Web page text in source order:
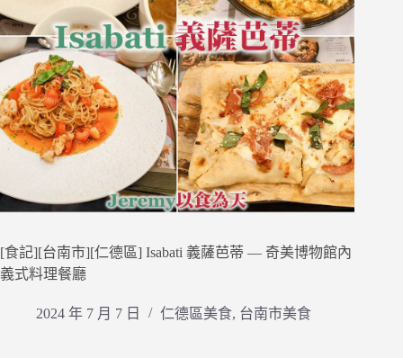
[食記][台南市][仁德區] Isabati 義薩芭蒂 — 奇美博物館內
義式料理餐廳
2024 年 7 月 7 日 仁德區美食, 台南市美食